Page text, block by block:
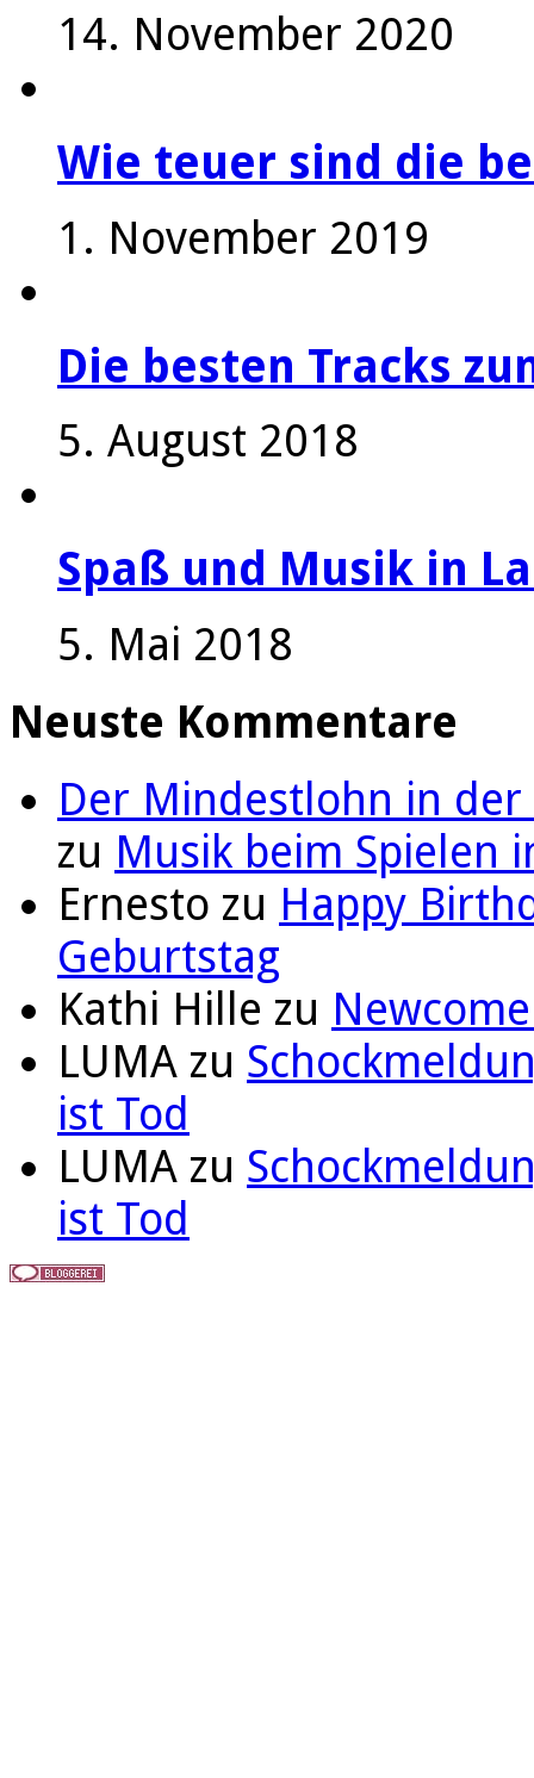
14. November 2020
Wie teuer sind die
1. November 2019
Die besten Tracks
5. August 2018
Spaß und Musik in
5. Mai 2018
Neuste Kommentare
Der Mindestlohn in der
zu Musik beim Spielen
Ernesto zu Happy
Geburtstag
Kathi Hille zu
LUMA zu
ist Tod
LUMA zu
ist Tod